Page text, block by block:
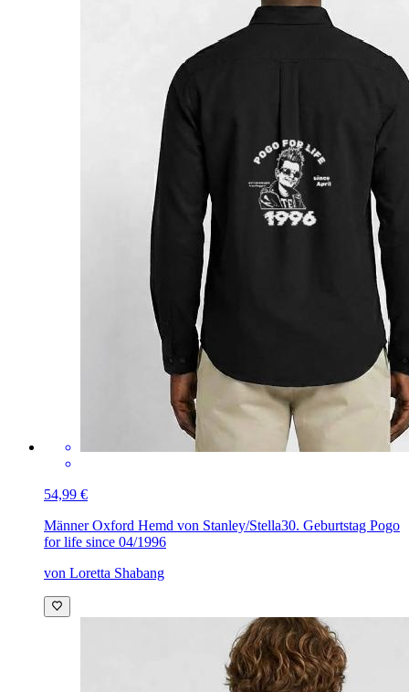
54,99 €
Männer Oxford Hemd von Stanley/Stella30. Geburtstag Pogo
for life since 04/1996
von Loretta Shabang